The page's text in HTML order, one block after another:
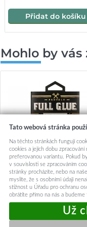
Přidat do košíku
Mohlo by vás
Tvrzené sklo HARD
5D pro SAMSUNG
BLACK
Tato webová stránka
Na těchto stránkách fungují
cookies a jejich dobu
preferovanou variantu. Pokud
v souvislosti se zpracováním
stránky procházíte, nebo na
myslíte, že s osobními údaji
stížnost u Úřadu pro ochranu
obrátíte přímo na nás a budeme